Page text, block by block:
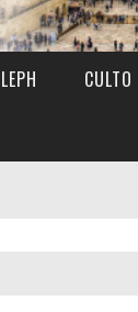
CULTO